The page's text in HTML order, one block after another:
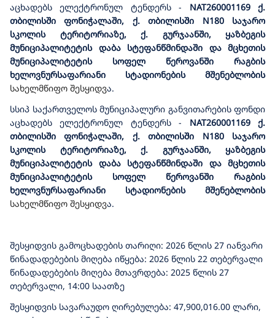
აცხადებს ელექტრონულ ტენდერს- NAT260001169ქ.
თბილისში ფონიჭალაში, ქ. თბილისში N180 საჯარო
სკოლის ტერიტორიაზე, ქ. გურჯაანში, ყაზბეგის
მუნიციპალიტეტის დაბა სტეფანწმინდაში და მცხეთის
მუნიციპალიტეტის სოფელ წეროვანში რაგბის
ხელოვნურსაფარიანი სტადიონების მშენებლობის
სახელმწიფო შესყიდვა.
სსიპ საქართველოს მუნიციპალური განვითარების ფონდი
აცხადებს ელექტრონულ ტენდერს- NAT260001169ქ.
თბილისში ფონიჭალაში, ქ. თბილისში N180 საჯარო
სკოლის ტერიტორიაზე, ქ. გურჯაანში, ყაზბეგის
მუნიციპალიტეტის დაბა სტეფანწმინდაში და მცხეთის
მუნიციპალიტეტის სოფელ წეროვანში რაგბის
ხელოვნურსაფარიანი სტადიონების მშენებლობის
სახელმწიფო შესყიდვა.
შესყიდვის გამოცხადების თარიღი: 2026 წლის 27 იანვარი
წინადადებების მიღება იწყება: 2026 წლის 22 თებერვალი
წინადადებების მიღება მთავრდება: 2025 წლის 27
თებერვალი, 14:00 საათზე
შესყიდვის სავარაუდო ღირებულება: 47,900,016.00 ლარი,